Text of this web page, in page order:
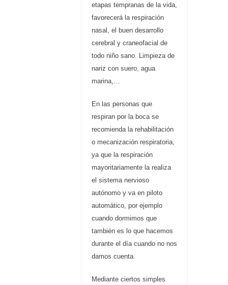
etapas tempranas de la vida,
favorecerá la respiración
nasal, el buen desarrollo
cerebral y craneofacial de
todo niño sano. Limpieza de
nariz con suero, agua
marina,…
En las personas que
respiran por la boca se
recomienda la rehabilitación
o mecanización respiratoria,
ya que la respiración
mayoritariamente la realiza
el sistema nervioso
autónomo y va en piloto
automático, por ejemplo
cuando dormimos que
también es lo que hacemos
durante el día cuando no nos
damos cuenta.
Mediante ciertos simples